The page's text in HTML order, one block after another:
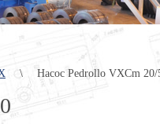
\ Насос Pedrollo VXCm 20/